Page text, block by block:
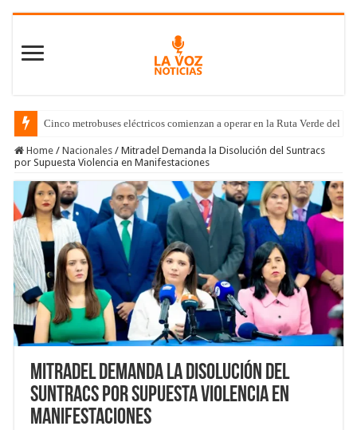
Cinco metrobuses eléctricos comienzan a operar en la Ruta Verde del
Home / Nacionales / Mitradel Demanda la Disolución del Suntracs
por Supuesta Violencia en Manifestaciones
Mitradel Demanda la Disolución del
Suntracs por Supuesta Violencia en
Manifestaciones